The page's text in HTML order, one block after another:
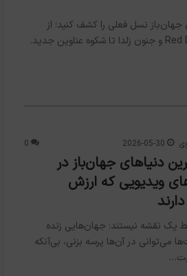
جهان‌باز نسل فعلی را کشف کنید؛ از
واقعیت Red Dead 2 و جنون زلدا تا شکوه عناوین جدید.
2026-05-30
0
دنیاهای جهان‌باز در
ویدیویی که ارزش
یک نقشه نیستند؛ جهان‌هایی زنده
می‌توانی در آن‌ها پرسه بزنی، بی‌آنکه